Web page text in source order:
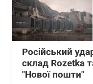
Російський
склад Rozetka
"Нової пошти"